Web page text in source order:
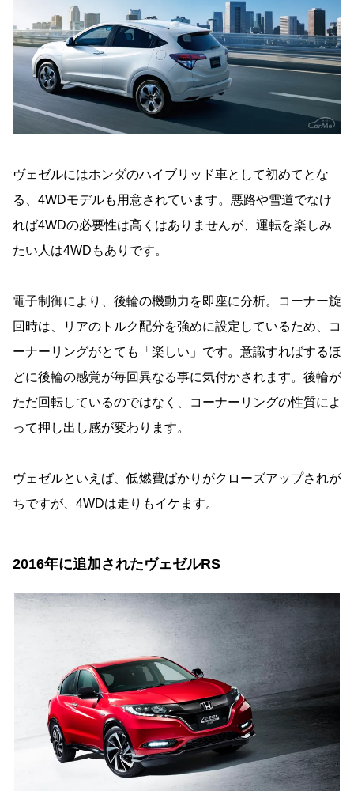
ヴェゼルにはホンダのハイブリッド車として初めてとな
る、4WDモデルも用意されています。悪路や雪道でなけ
れば4WDの必要性は高くはありませんが、運転を楽しみ
たい人は4WDもありです。
電子制御により、後輪の機動力を即座に分析。コーナー旋
回時は、リアのトルク配分を強めに設定しているため、コ
ーナーリングがとても「楽しい」です。意識すればするほ
どに後輪の感覚が毎回異なる事に気付かされます。後輪が
ただ回転しているのではなく、コーナーリングの性質によ
って押し出し感が変わります。
ヴェゼルといえば、低燃費ばかりがクローズアップされが
ちですが、4WDは走りもイケます。
2016年に追加されたヴェゼルRS